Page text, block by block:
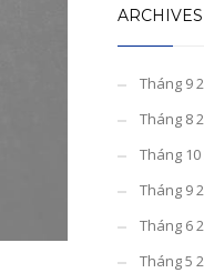
ARCHIVES
Tháng 9
Tháng 8
Tháng 10
Tháng 9
Tháng 6
Tháng 5